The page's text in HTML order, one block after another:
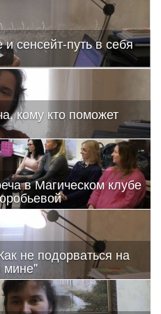
сенсейт-путь в себя
кому кто поможет
в Магическом клубе
не подорваться на
мине"